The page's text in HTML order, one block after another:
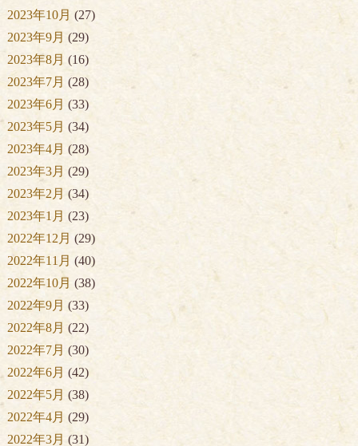
2023年10月 (27)
2023年9月 (29)
2023年8月 (16)
2023年7月 (28)
2023年6月 (33)
2023年5月 (34)
2023年4月 (28)
2023年3月 (29)
2023年2月 (34)
2023年1月 (23)
2022年12月 (29)
2022年11月 (40)
2022年10月 (38)
2022年9月 (33)
2022年8月 (22)
2022年7月 (30)
2022年6月 (42)
2022年5月 (38)
2022年4月 (29)
2022年3月 (31)